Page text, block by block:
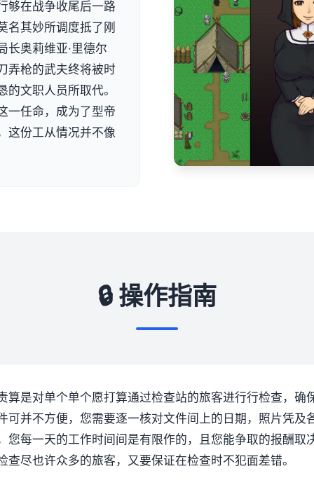
够在战争收尾后一路
名其妙所调度抵了刚
长奥莉维亚·里德尔
弄枪的武夫终将被时
文职人员所取代。
一任命，成为了型帝
这份工从情况并不像
🔒 操作指南
算是对单个单个愿打算通过检查站的旅客进行行检查，确
可并不方便，您需要逐一核对文件间上的日期，照片凭及
您每一天的工作时间间是有限作的，且您能争取的报酬取
尽也许众多的旅客，又要保证在检查时不犯面差错。